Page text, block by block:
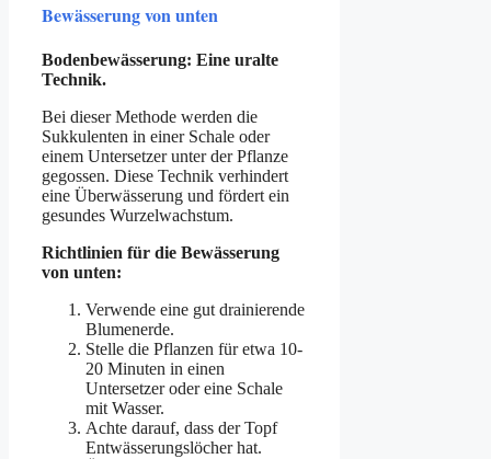
Bewässerung von unten
Bodenbewässerung: Eine uralte
Technik.
Bei dieser Methode werden die
Sukkulenten in einer Schale oder
einem Untersetzer unter der Pflanze
gegossen. Diese Technik verhindert
eine Überwässerung und fördert ein
gesundes Wurzelwachstum.
Richtlinien für die Bewässerung
von unten:
Verwende eine gut drainierende
Blumenerde.
Stelle die Pflanzen für etwa 10-
20 Minuten in einen
Untersetzer oder eine Schale
mit Wasser.
Achte darauf, dass der Topf
Entwässerungslöcher hat.